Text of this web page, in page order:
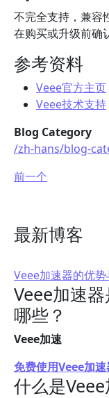
不完全支持，兼容
在购买或升级前确
参考资料
Veee官方主页
Veee技术支持
Blog Category
/zh-hans/blog-
前一个
最新博客
Veee加速器的优
Veee加速
哪些？
Veee加速
免费使用Veee加
什么是